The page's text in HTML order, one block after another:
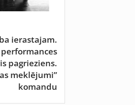
ierastajam.
pagrieziens.
meklējumi”
komandu